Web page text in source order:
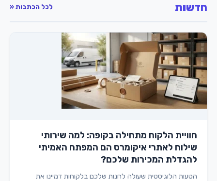
חדשות לכל הכתבות «
חוויית הלקוח מתחילה בקופה: למה שירותי
שילוח לאתרי איקומרס הם המפתח האמיתי
להגדלת המכירות שלכם?
הטעות הלוגיסטית שעולה לחנות שלכם בלקוחות דמיינו את